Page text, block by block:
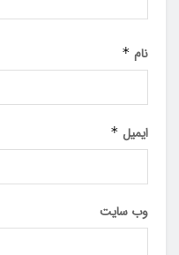
نام *
ایمیل *
وب‌ سایت